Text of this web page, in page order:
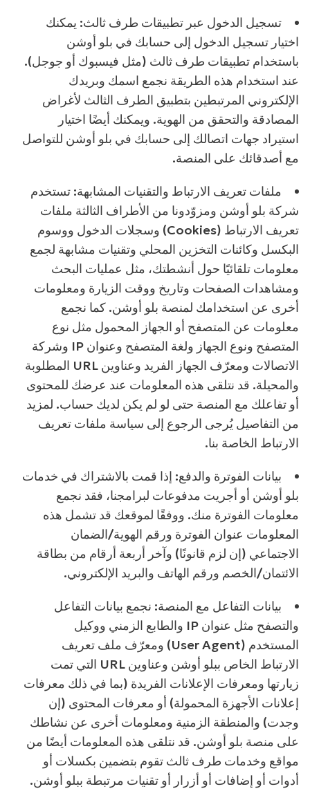
تسجيل الدخول عبر تطبيقات طرف ثالث: يمكنك
اختيار تسجيل الدخول إلى حسابك في بلو أوشن
باستخدام تطبيقات طرف ثالث (مثل فيسبوك أو جوجل).
عند استخدام هذه الطريقة نجمع اسمك وبريدك
الإلكتروني المرتبطين بتطبيق الطرف الثالث لأغراض
المصادقة والتحقق من الهوية. ويمكنك أيضًا اختيار
استيراد جهات اتصالك إلى حسابك في بلو أوشن للتواصل
مع أصدقائك على المنصة.
ملفات تعريف الارتباط والتقنيات المشابهة: تستخدم
شركة بلو أوشن ومزوّدونا من الأطراف الثالثة ملفات
تعريف الارتباط (Cookies) وسجلات الدخول ووسوم
البكسل وكائنات التخزين المحلي وتقنيات مشابهة لجمع
معلومات تلقائيًا حول أنشطتك، مثل عمليات البحث
ومشاهدات الصفحات وتاريخ ووقت الزيارة ومعلومات
أخرى عن استخدامك لمنصة بلو أوشن. كما نجمع
معلومات عن المتصفح أو الجهاز المحمول مثل نوع
المتصفح ونوع الجهاز ولغة المتصفح وعنوان IP وشركة
الاتصالات ومعرّف الجهاز الفريد وعناوين URL المطلوبة
والمحيلة. قد نتلقى هذه المعلومات عند عرضك للمحتوى
أو تفاعلك مع المنصة حتى لو لم يكن لديك حساب. لمزيد
من التفاصيل يُرجى الرجوع إلى سياسة ملفات تعريف
الارتباط الخاصة بنا.
بيانات الفوترة والدفع: إذا قمت بالاشتراك في خدمات
بلو أوشن أو أجريت مدفوعات لبرامجنا، فقد نجمع
معلومات الفوترة منك. ووفقًا لموقعك قد تشمل هذه
المعلومات عنوان الفوترة ورقم الهوية/الضمان
الاجتماعي (إن لزم قانونًا) وآخر أربعة أرقام من بطاقة
الائتمان/الخصم ورقم الهاتف والبريد الإلكتروني.
بيانات التفاعل مع المنصة: نجمع بيانات التفاعل
والتصفح مثل عنوان IP والطابع الزمني ووكيل
المستخدم (User Agent) ومعرّف ملف تعريف
الارتباط الخاص ببلو أوشن وعناوين URL التي تمت
زيارتها ومعرفات الإعلانات الفريدة (بما في ذلك معرفات
إعلانات الأجهزة المحمولة) أو معرفات المحتوى (إن
وجدت) والمنطقة الزمنية ومعلومات أخرى عن نشاطك
على منصة بلو أوشن. قد نتلقى هذه المعلومات أيضًا من
مواقع وخدمات طرف ثالث تقوم بتضمين بكسلات أو
أدوات أو إضافات أو أزرار أو تقنيات مرتبطة ببلو أوشن.